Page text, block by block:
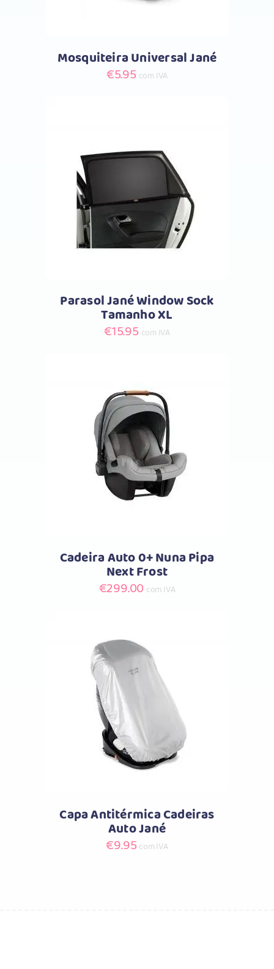
Mosquiteira Universal Jané
€5.95 com IVA
Comprar
Parasol Jané Window Sock
Tamanho XL
€15.95 com IVA
Comprar
Cadeira Auto 0+ Nuna Pipa
Next Frost
€299.00 com IVA
Comprar
Capa Antitérmica Cadeiras
Auto Jané
€9.95 com IVA